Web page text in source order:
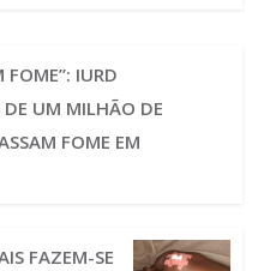
FOME”: IURD
UM MILHÃO DE
FOME EM
FAZEM-SE